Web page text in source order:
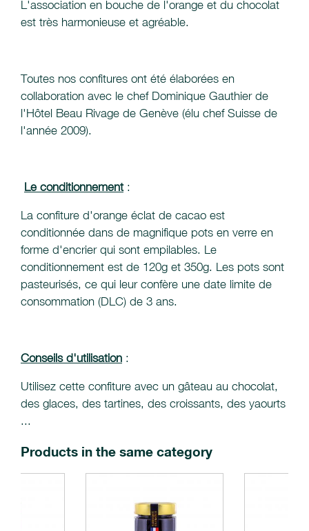
L'association en bouche de l'orange et du chocolat
est très harmonieuse et agréable.
Toutes nos confitures ont été élaborées en
collaboration avec le chef Dominique Gauthier de
l'Hôtel Beau Rivage de Genève (élu chef Suisse de
l'année 2009).
Le conditionnement:
La confiture d'orange éclat de cacao est
conditionnée dans de magnifique pots en verre en
forme d'encrier qui sont empilables. Le
conditionnement est de 120g et 350g. Les pots sont
pasteurisés, ce qui leur confère une date limite de
consommation (DLC) de 3 ans.
Conseils d'utilisation :
Utilisez cette confiture avec un gâteau au chocolat,
des glaces, des tartines, des croissants, des yaourts
...
Products in the same category